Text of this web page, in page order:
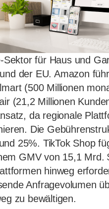
für Haus und
der EU. Amazon
(500 Millionen
(21,2 Millionen
da regionale
Die
25%. TikTok Shop
GMV von 15,1 Mrd.
hinweg
Anfragevolumen
zu bewältigen.